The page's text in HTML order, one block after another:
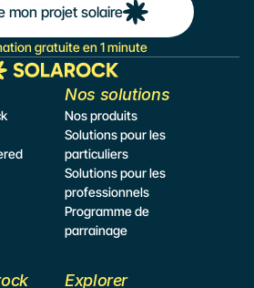
mon projet solaire
gratuite en 1 minute
Nos solutions
Nos produits
Solutions pour les
particuliers
Solutions pour les
professionnels
Programme de
parrainage
Explorer